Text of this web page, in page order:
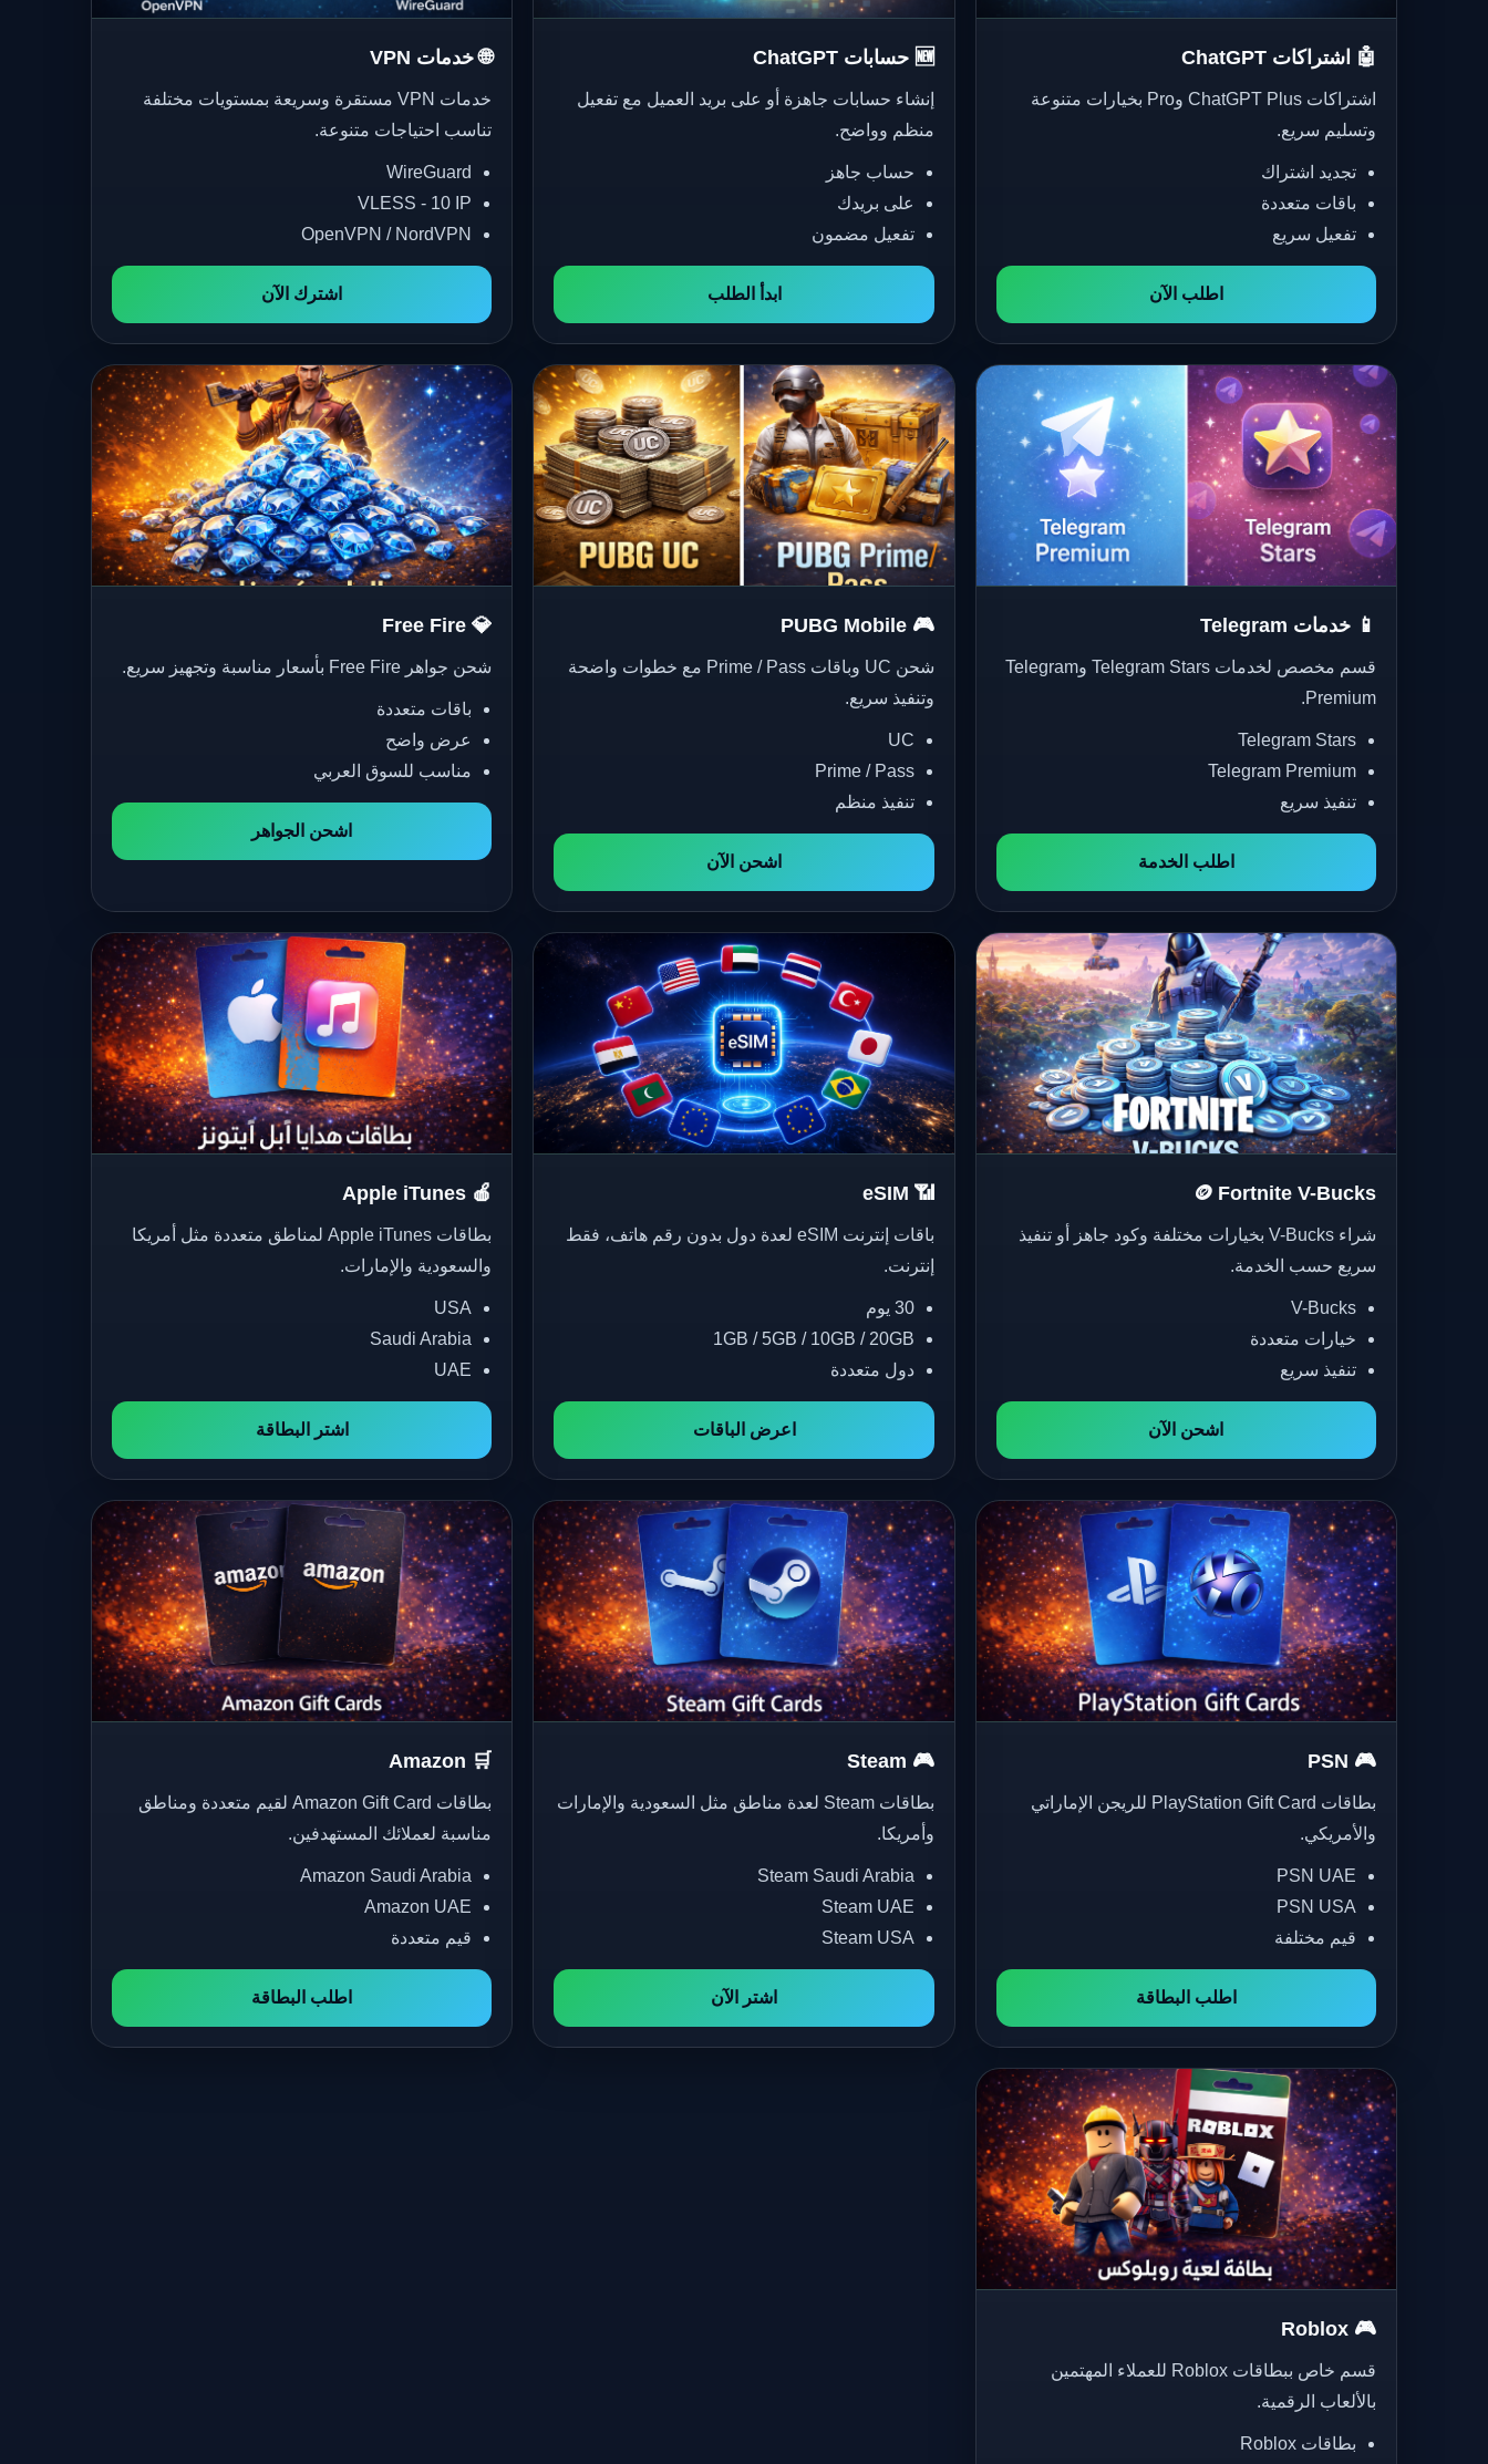
🤖 اشتراكات ChatGPT
اشتراكات ChatGPT Plus وPro بخيارات متنوعة
وتسليم سريع.
تجديد اشتراك
باقات متعددة
تفعيل سريع
اطلب الآن
🆕 حسابات ChatGPT
إنشاء حسابات جاهزة أو على بريد العميل مع تفعيل
منظم وواضح.
حساب جاهز
على بريدك
تفعيل مضمون
ابدأ الطلب
🌐 خدمات VPN
خدمات VPN مستقرة وسريعة بمستويات مختلفة
تناسب احتياجات متنوعة.
WireGuard
VLESS - 10 IP
OpenVPN / NordVPN
اشترك الآن
📱 خدمات Telegram
قسم مخصص لخدمات Telegram Stars وTelegram
Premium.
Telegram Stars
Telegram Premium
تنفيذ سريع
اطلب الخدمة
🎮 PUBG Mobile
شحن UC وباقات Prime / Pass مع خطوات واضحة
وتنفيذ سريع.
UC
Prime / Pass
تنفيذ منظم
اشحن الآن
💎 Free Fire
شحن جواهر Free Fire بأسعار مناسبة وتجهيز سريع.
باقات متعددة
عرض واضح
مناسب للسوق العربي
اشحن الجواهر
🪙 Fortnite V-Bucks
شراء V-Bucks بخيارات مختلفة وكود جاهز أو تنفيذ
سريع حسب الخدمة.
V-Bucks
خيارات متعددة
تنفيذ سريع
اشحن الآن
📶 eSIM
باقات إنترنت eSIM لعدة دول بدون رقم هاتف، فقط
إنترنت.
30 يوم
1GB / 5GB / 10GB / 20GB
دول متعددة
اعرض الباقات
🍎 Apple iTunes
بطاقات Apple iTunes لمناطق متعددة مثل أمريكا
والسعودية والإمارات.
USA
Saudi Arabia
UAE
اشتر البطاقة
🎮 PSN
بطاقات PlayStation Gift Card للريجن الإماراتي
والأمريكي.
PSN UAE
PSN USA
قيم مختلفة
اطلب البطاقة
🎮 Steam
بطاقات Steam لعدة مناطق مثل السعودية والإمارات
وأمريكا.
Steam Saudi Arabia
Steam UAE
Steam USA
اشتر الآن
🛒 Amazon
بطاقات Amazon Gift Card لقيم متعددة ومناطق
مناسبة لعملائك المستهدفين.
Amazon Saudi Arabia
Amazon UAE
قيم متعددة
اطلب البطاقة
🎮 Roblox
قسم خاص ببطاقات Roblox للعملاء المهتمين
بالألعاب الرقمية.
بطاقات Roblox